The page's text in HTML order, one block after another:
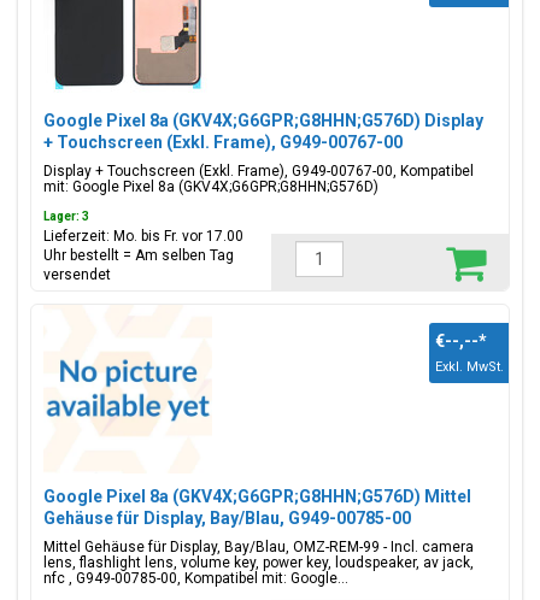
Google Pixel 8a (GKV4X;G6GPR;G8HHN;G576D) Display
+ Touchscreen (Exkl. Frame), G949-00767-00
Display + Touchscreen (Exkl. Frame), G949-00767-00, Kompatibel
mit: Google Pixel 8a (GKV4X;G6GPR;G8HHN;G576D)
Lager: 3
Lieferzeit: Mo. bis Fr. vor 17.00
Uhr bestellt = Am selben Tag
versendet
Google Pixel 8a (GKV4X;G6GPR;G8HHN;G576D) Mittel
Gehäuse für Display, Bay/Blau, G949-00785-00
Mittel Gehäuse für Display, Bay/Blau, OMZ-REM-99 - Incl. camera
lens, flashlight lens, volume key, power key, loudspeaker, av jack,
nfc , G949-00785-00, Kompatibel mit: Google...
€--,--*
Exkl. MwSt.